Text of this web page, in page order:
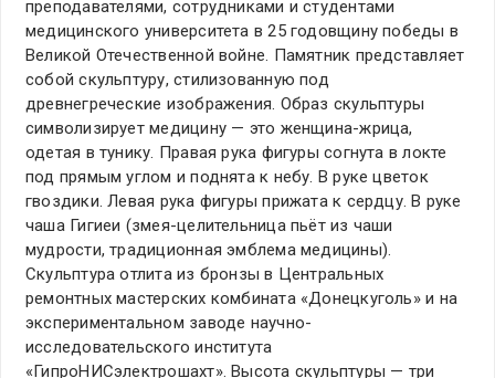
преподавателями, сотрудниками и студентами
медицинского университета в 25 годовщину победы в
Великой Отечественной войне. Памятник представляет
собой скульптуру, стилизованную под
древнегреческие изображения. Образ скульптуры
символизирует медицину — это женщина-жрица,
одетая в тунику. Правая рука фигуры согнута в локте
под прямым углом и поднята к небу. В руке цветок
гвоздики. Левая рука фигуры прижата к сердцу. В руке
чаша Гигиеи (змея-целительница пьёт из чаши
мудрости, традиционная эмблема медицины).
Скульптура отлита из бронзы в Центральных
ремонтных мастерских комбината «Донецкуголь» и на
экспериментальном заводе научно-
исследовательского института
«ГипроНИСэлектрошахт». Высота скульптуры — три